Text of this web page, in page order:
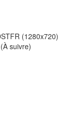
(1280x720)
suivre)